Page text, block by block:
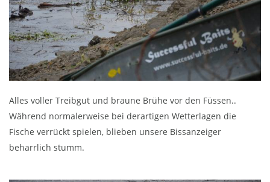
Alles voller Treibgut und braune Brühe vor den Füssen..
Während normalerweise bei derartigen Wetterlagen die
Fische verrückt spielen, blieben unsere Bissanzeiger
beharrlich stumm.